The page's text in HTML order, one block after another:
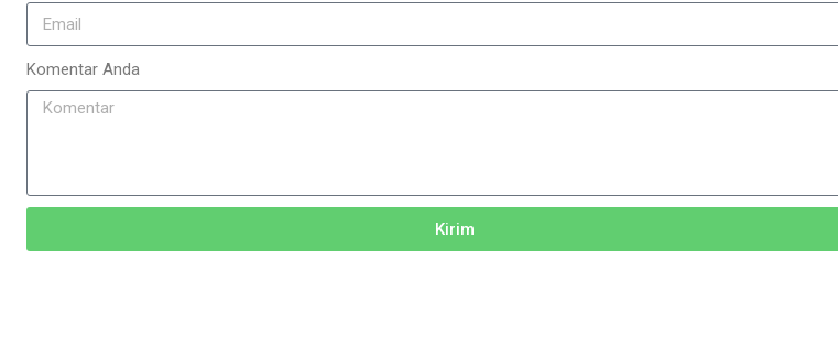
Komentar Anda
Kirim